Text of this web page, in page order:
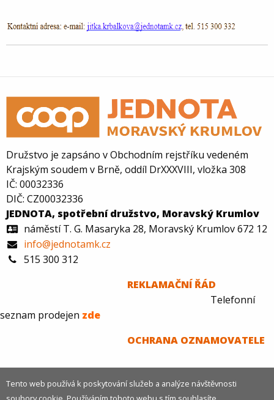
Družstvo je zapsáno v Obchodním rejstříku vedeném
Krajským soudem v Brně, oddíl DrXXXVIII, vložka 308
IČ: 00032336
DIČ: CZ00032336
JEDNOTA, spotřební družstvo, Moravský Krumlov
náměstí T. G. Masaryka 28, Moravský Krumlov 672 12
info@jednotamk.cz
515 300 312
REKLAMAČNÍ ŘÁD
Telefonní
seznam prodejen zde
OCHRANA OZNAMOVATELE
Tento web používá k poskytování služeb a analýze návštěvnosti